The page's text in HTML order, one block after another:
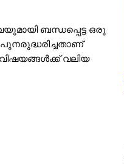
ബന്ധപ്പെട്ട ഒരു
വലിയ